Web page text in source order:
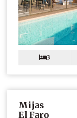
3
Mijas
El Faro